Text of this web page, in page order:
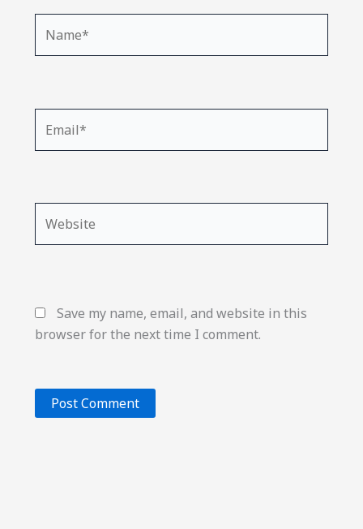
Save my name, email, and website in this
browser for the next time I comment.